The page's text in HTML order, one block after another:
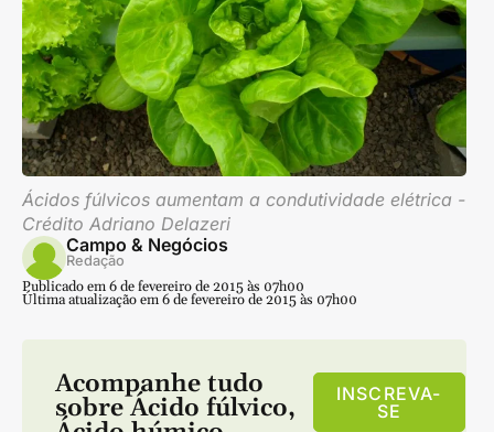
Ácidos fúlvicos aumentam a condutividade elétrica -
Crédito Adriano Delazeri
Campo & Negócios
Redação
Publicado em 6 de fevereiro de 2015 às 07h00
Última atualização em 6 de fevereiro de 2015 às 07h00
Acompanhe tudo
sobre Ácido fúlvico,
INSCREVA-
SE